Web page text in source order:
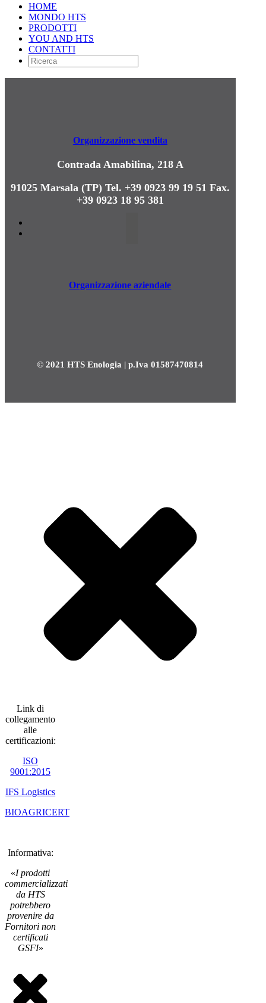
HOME
MONDO HTS
PRODOTTI
YOU AND HTS
CONTATTI
Organizzazione vendita
Contrada Amabilina, 218 A
91025 Marsala (TP)Tel. +39 0923 99 19 51 Fax.
+39 0923 18 95 381
Organizzazione aziendale
© 2021 HTS Enologia | p.Iva 01587470814
Link di
collegamento
alle
certificazioni:
ISO
9001:2015
IFS Logistics
BIOAGRICERT
Informativa:
«I prodotti
commercializzati
da HTS
potrebbero
provenire da
Fornitori non
certificati
GSFI»